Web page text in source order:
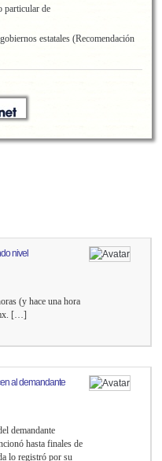
particular de
estatales (Recomendación
nivel
(y hace una hora
[…]
al demandante
demandante
hasta finales de
lo registró por su